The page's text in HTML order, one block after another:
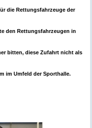
die Rettungsfahrzeuge der
den Rettungsfahrzeugen in
bitten, diese Zufahrt nicht als
im Umfeld der Sporthalle.